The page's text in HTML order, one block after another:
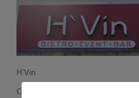
H`Vin
Carl-Loges-Straße. 8